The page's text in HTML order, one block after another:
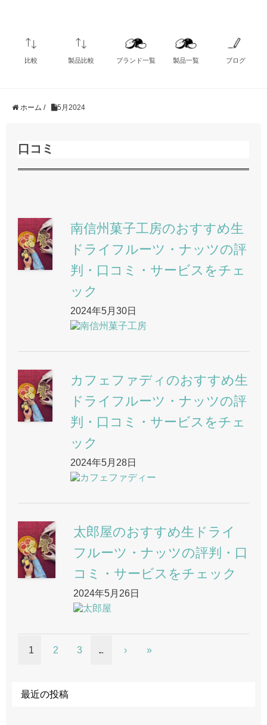
比較 製品比較 ブランド一覧 製品一覧 ブログ
ホーム / 5月2024
口コミ
南信州菓子工房のおすすめ生
ドライフルーツ・ナッツの評
判・口コミ・サービスをチェ
ック
2024年5月30日
南信州菓子工房
カフェファディのおすすめ生
ドライフルーツ・ナッツの評
判・口コミ・サービスをチェ
ック
2024年5月28日
カフェファディー
太郎屋のおすすめ生ドライ
フルーツ・ナッツの評判・口
コミ・サービスをチェック
2024年5月26日
太郎屋
1 2 3 »
最近の投稿